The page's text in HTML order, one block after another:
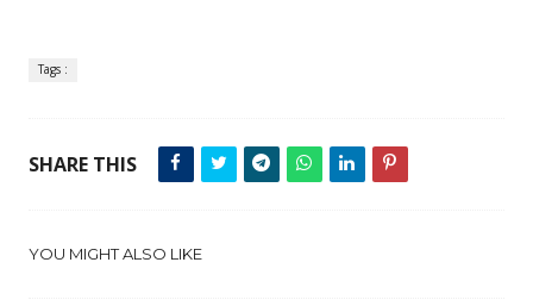
Tags :
SHARE THIS
YOU MIGHT ALSO LIKE